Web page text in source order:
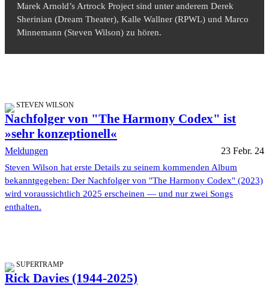
Marek Arnold’s Artrock Project sind unter anderem Derek
Sherinian (Dream Theater), Kalle Wallner (RPWL) und Marco
Minnemann (Steven Wilson) zu hören.
STEVEN WILSON
Nachfolger von "The Harmony Codex" ist
»sehr konzeptionell«
Meldungen 23 Febr. 24
Steven Wilson hat erste Details zu seinem kommenden Album
bekanntgegeben: Der Nachfolger von "The Harmony Codex" (2023)
wird voraussichtlich 2025 erscheinen — und nur zwei Songs
enthalten.
SUPERTRAMP
Rick Davies (1944-2025)